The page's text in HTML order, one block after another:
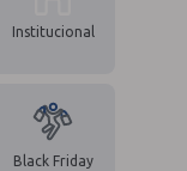
Institucional
Black Friday